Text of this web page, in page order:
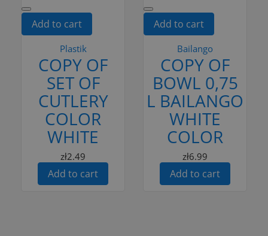
Add to cart
Plastik
COPY OF
SET OF
CUTLERY
COLOR
WHITE
zł2.49
Add to cart
Add to cart
Bailango
COPY OF
BOWL 0,75
L BAILANGO
WHITE
COLOR
zł6.99
Add to cart